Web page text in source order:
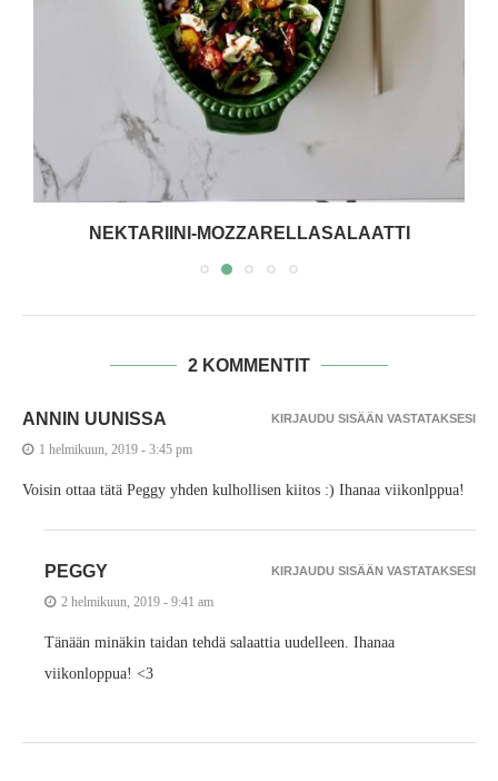
NEKTARIINI-MOZZARELLASALAATTI
2 KOMMENTIT
ANNIN UUNISSA
1 helmikuun, 2019 - 3:45 pm
Voisin ottaa tätä Peggy yhden kulhollisen kiitos :) Ihanaa viikonlppua!
KIRJAUDU SISÄÄN VASTATAKSESI
PEGGY
2 helmikuun, 2019 - 9:41 am
Tänään minäkin taidan tehdä salaattia uudelleen. Ihanaa
viikonloppua! <3
KIRJAUDU SISÄÄN VASTATAKSESI